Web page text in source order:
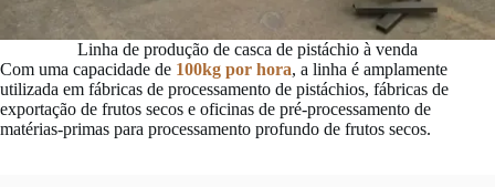
Linha de produção de casca de pistáchio à venda
Com uma capacidade de 100kg por hora, a linha é amplamente
utilizada em fábricas de processamento de pistáchios, fábricas de
exportação de frutos secos e oficinas de pré-processamento de
matérias-primas para processamento profundo de frutos secos.